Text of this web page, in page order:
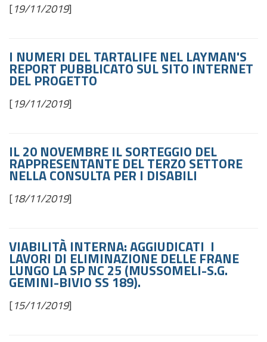
[19/11/2019]
I NUMERI DEL TARTALIFE NEL LAYMAN'S
REPORT PUBBLICATO SUL SITO INTERNET
DEL PROGETTO
[19/11/2019]
IL 20 NOVEMBRE IL SORTEGGIO DEL
RAPPRESENTANTE DEL TERZO SETTORE
NELLA CONSULTA PER I DISABILI
[18/11/2019]
VIABILITÀ INTERNA: AGGIUDICATI I
LAVORI DI ELIMINAZIONE DELLE FRANE
LUNGO LA SP NC 25 (MUSSOMELI-S.G.
GEMINI-BIVIO SS 189).
[15/11/2019]